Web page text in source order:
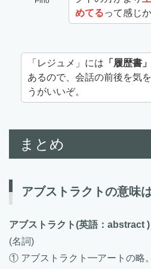
めてるって感じか
「レジュメ」には 「履歴書」
あるので、会話の前後を気
うがいいぞ。
まとめ
アブストラクトの意味
アブストラクト(英語：abstract )
(名詞)
① アブストラクト━アートの略。